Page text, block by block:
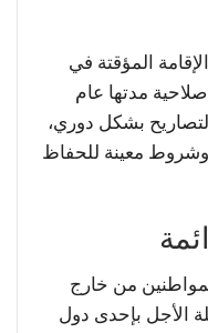
المؤقتة في
صلاحية مدتها عام
بشكل دوري،
وشروط معينة للحفاظ
من خارج
الأجل بإحدى دول